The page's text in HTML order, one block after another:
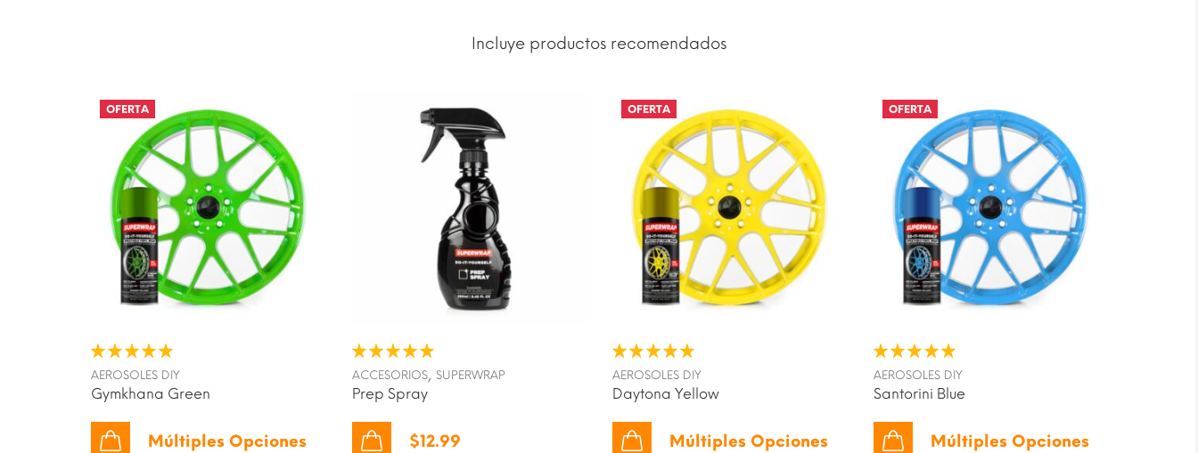
Incluye productos recomendados
OFERTA
AEROSOLES DIY
Gymkhana Green
Múltiples Opciones
ACCESORIOS, SUPERWRAP
Prep Spray
$12.99
OFERTA
AEROSOLES DIY
Daytona Yellow
Múltiples Opciones
OFERTA
AEROSOLES DIY
Santorini Blue
Múltiples Opciones